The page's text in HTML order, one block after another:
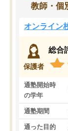
教師・個
オンライン
保護者
総合
通塾開始時
の学年
通塾期間
通った目的